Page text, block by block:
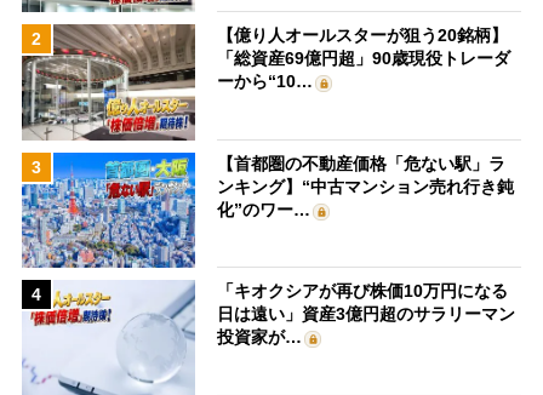
2
【億り人オールスターが狙う20銘柄】
「総資産69億円超」90歳現役トレーダ
ーから“10…
3
【首都圏の不動産価格「危ない駅」ラ
ンキング】“中古マンション売れ行き鈍
化”のワー…
4
「キオクシアが再び株価10万円になる
日は遠い」資産3億円超のサラリーマン
投資家が…